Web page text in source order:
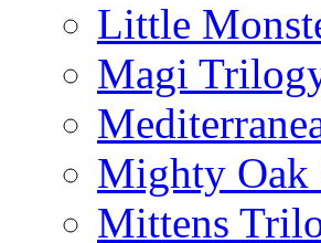
Little
Magi
Mighty Oak
Mittens